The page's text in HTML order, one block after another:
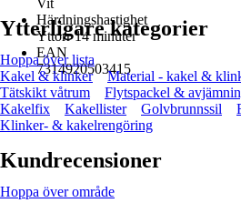
Vit
Härdningshastighet
Yttorr 14 minuter
EAN
7314920503415
Ytterligare kategorier
Hoppa över lista
Kakel & klinker
Material - kakel &
Tätskikt våtrum
Flytspackel &
Kakelfix
Kakellister Golvbrunnssil
Klinker- & kakelrengöring
Kundrecensioner
Hoppa över område